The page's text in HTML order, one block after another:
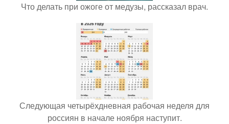
Что делать при ожоге от медузы, рассказал врач.
Следующая четырёхдневная рабочая неделя для
россиян в начале ноября наступит.